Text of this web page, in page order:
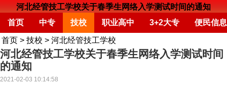
河北经管技工学校关于春季生网络入学测试时间的通知
首页
中专 技校 职业高中 3+2大专 便民信息
首页 > 技校 > 河北经管技工学校
河北经管技工学校关于春季生网络入学测试时间
的通知
2021-02-03 10:14:58